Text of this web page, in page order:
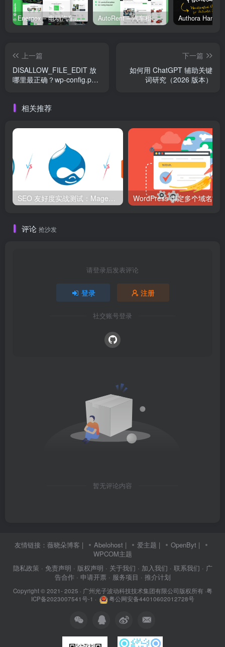
Energox – 电动汽车充电站 Elementor 模板套件 AutoRent – 汽车租赁服务 Elementor 模板套件
上一篇
DISALLOW_FILE_EDIT 放
哪里最正确？wp-config.php
下一篇
如何用 ChatGPT 辅助关键
词研究（2026 版本）
相关推荐
SEO 友好度实战测试：Magento、WordPress、Drupal 在核心 SEO 要素上的表现对比
评论 抢沙发
请登录后发表评论
登录 注册
社交账号登录
暂无评论内容
友情链接： 薇晓朵博客 | Abelohost | 爱主题 | OpenByt |
WPCOM主题
隐私政策 · 免责声明 · 版权声明 · 关于我们 · 加入我们 · 联系我们 · 广
告合作 · 申请开票 · 服务项目 · 推介计划
Copyright © 2021- 2025 · 广州光子波动科技技术集团有限公司版权所有·粤
ICP备2023007541号-1 · 粤公网安备44010602012728号